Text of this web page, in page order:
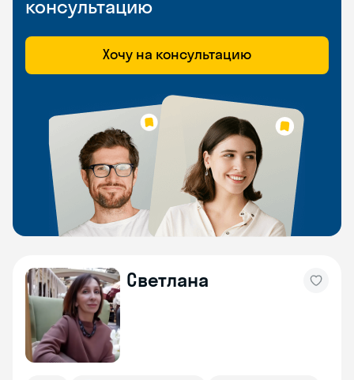
консультацию
Хочу на консультацию
Светлана